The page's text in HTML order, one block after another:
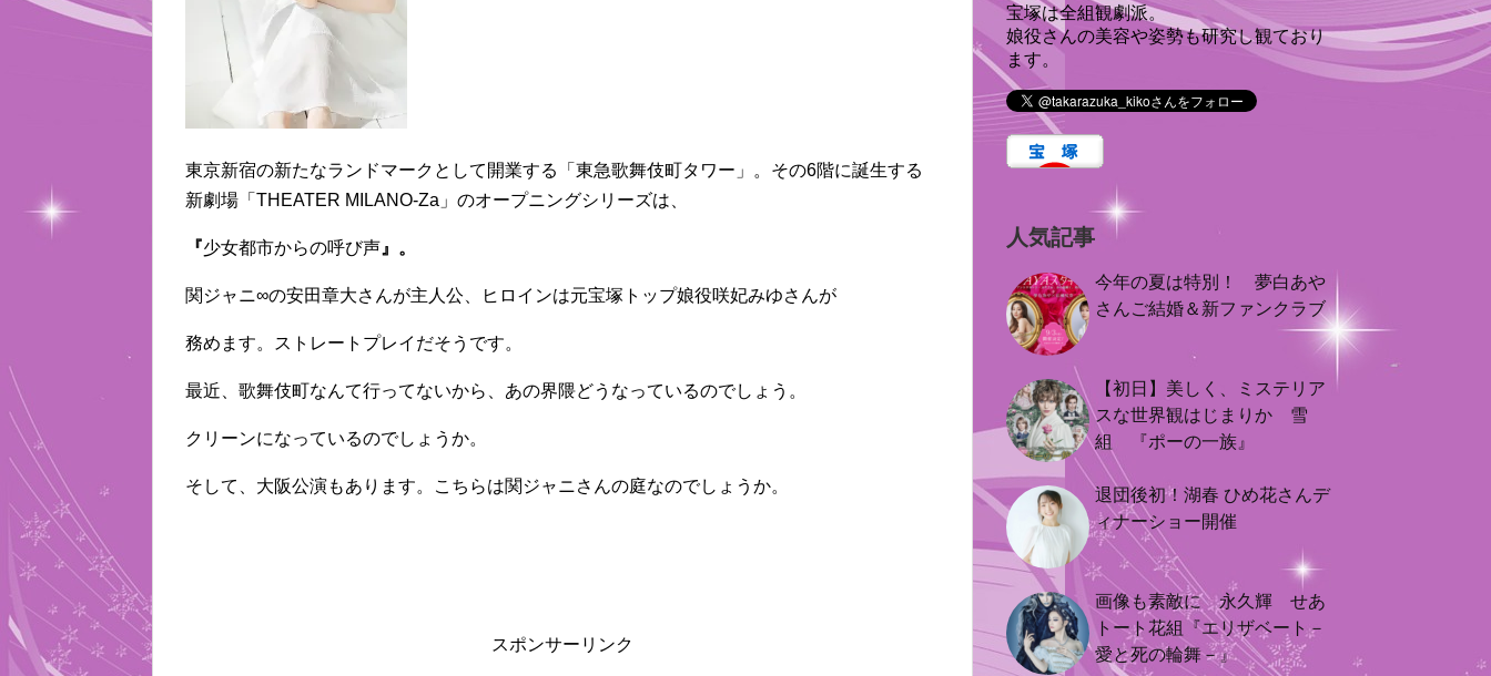
東京新宿の新たなランドマークとして開業する「東急歌舞伎町タワー」。その6階に誕生する
新劇場「THEATER MILANO-Za」のオープニングシリーズは、
『少女都市からの呼び声 』。
関ジャニ∞の安田章大さんが主人公、ヒロインは元宝塚トップ娘役咲妃みゆさんが
務めます。ストレートプレイだそうです。
最近、歌舞伎町なんて行ってないから、あの界隈どうなっているのでしょう。
クリーンになっているのでしょうか。
そして、大阪公演もあります。こちらは関ジャニさんの庭なのでしょうか。
スポンサーリンク
宝塚は全組観劇派。
娘役さんの美容や姿勢も研究し観ており
ます。
人気記事
今年の夏は特別！ 夢白あや
さんご結婚＆新ファンクラブ
【初日】美しく、ミステリア
スな世界観はじまりか 雪
組 『ポーの一族』
退団後初！湖春 ひめ花さんデ
ィナーショー開催
画像も素敵に 永久輝 せあ
トート花組『エリザベート－
愛と死の輪舞－』